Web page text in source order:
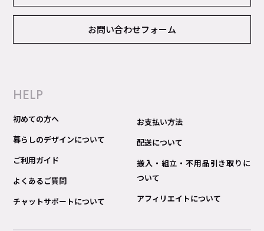
お問い合わせフォーム
HELP
初めての方へ
暮らしのデザインについて
ご利用ガイド
よくあるご質問
チャットサポートについて
お支払い方法
配送について
搬入・組立・不用品引き取りに
ついて
アフィリエイトについて